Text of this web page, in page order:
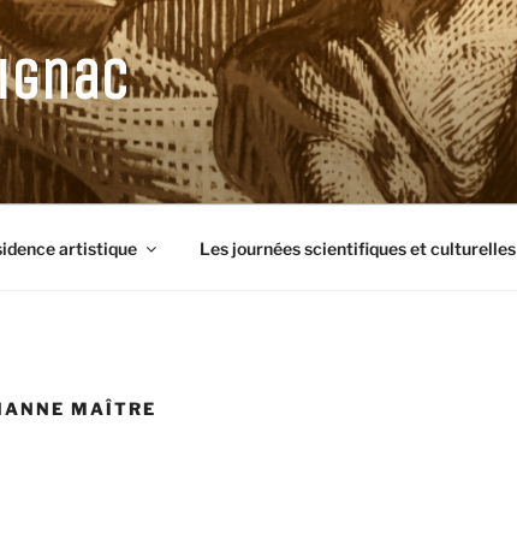
artistique Les journées scientifiques et culturelles
MAÎTRE